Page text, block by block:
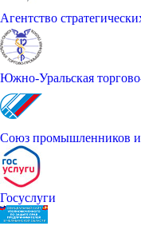
Агентство
Южно-Уральская
Союз промышленников
Госуслуги